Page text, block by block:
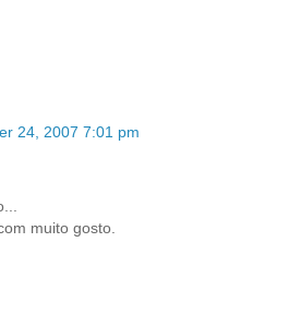
24, 2007 7:01 pm
muito gosto.